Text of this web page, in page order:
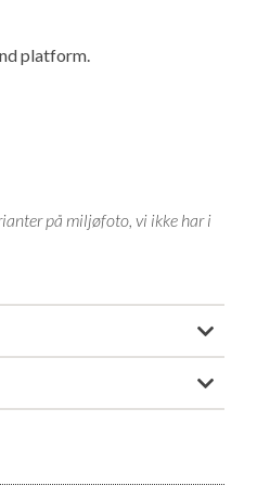
til campingvognen
af foto og video
platform.
på miljøfoto, vi ikke har i